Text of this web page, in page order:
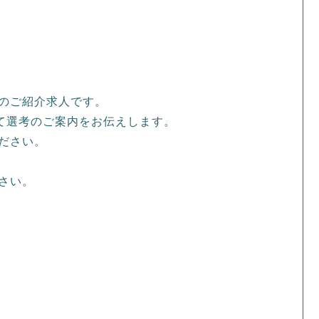
ご紹介求人です。
考のご案内をお伝えします。
さい。
い。